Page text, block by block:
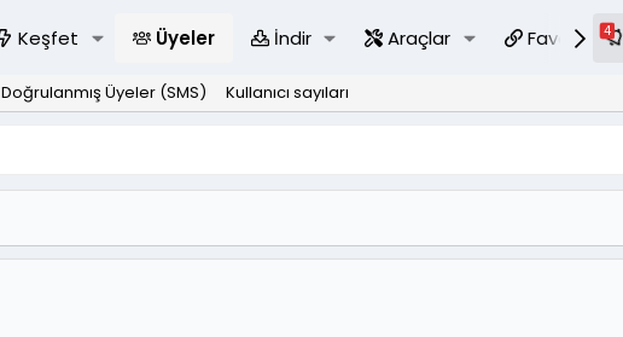
Keşfet Üyeler İndir Araçlar Favoriler
Doğrulanmış Üyeler (SMS) Kullanıcı sayıları